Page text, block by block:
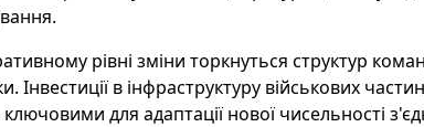
рівні зміни торкнуться структур
Інвестиції в інфраструктуру військових
ключовими для адаптації нової чисельності